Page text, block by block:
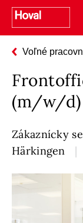
Voľné
(m/w/d)
Zákaznícky
Härkingen